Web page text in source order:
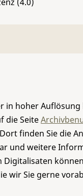
in hoher Auflösung
die Seite
finden Sie die
und weitere
Digitalisaten
wir Sie gerne